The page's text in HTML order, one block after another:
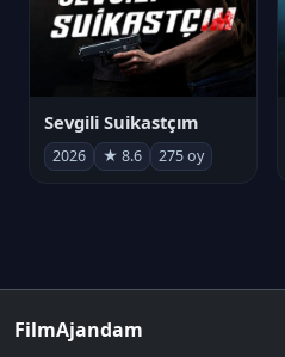
Sevgili Suikastçım
2026 ★ 8.6 275 oy
FilmAjandam